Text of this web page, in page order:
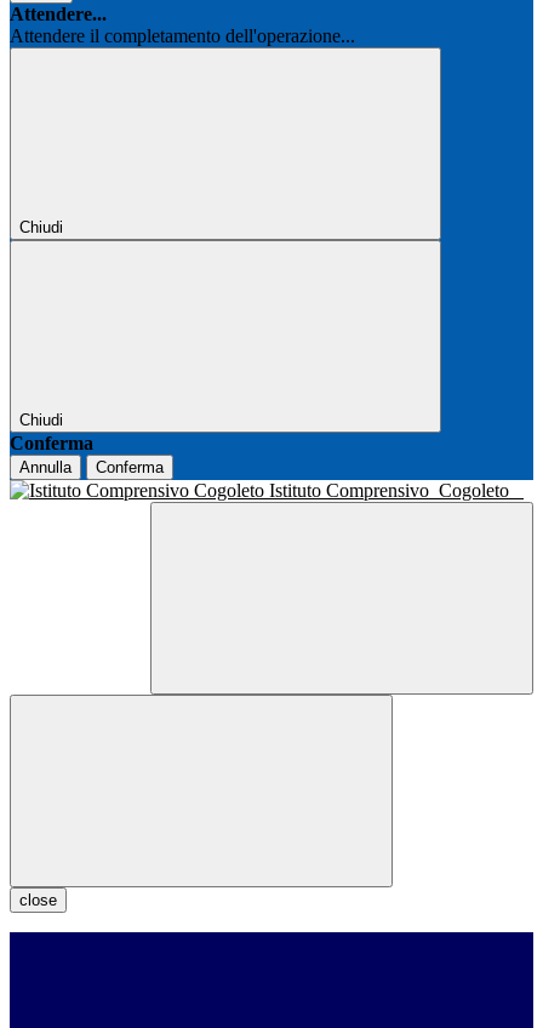
Attendere...
Attendere il completamento dell'operazione...
Chiudi
Chiudi
Conferma
Annulla Conferma
Istituto Comprensivo Cogoleto
close